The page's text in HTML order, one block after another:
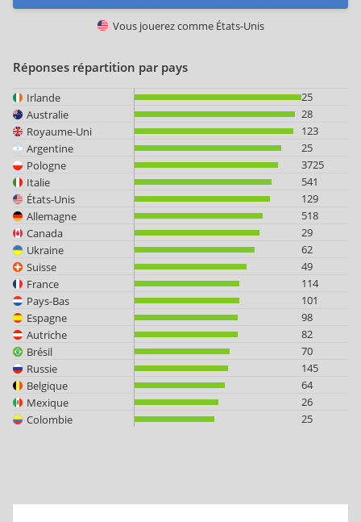
Vous jouerez comme États-Unis
Réponses répartition par pays
Irlande
25
Australie
28
Royaume-Uni
123
Argentine
25
Pologne
3725
Italie
541
États-Unis
129
Allemagne
518
Canada
29
Ukraine
62
Suisse
49
France
114
Pays-Bas
101
Espagne
98
Autriche
82
Brésil
70
Russie
145
Belgique
64
Mexique
26
Colombie
25